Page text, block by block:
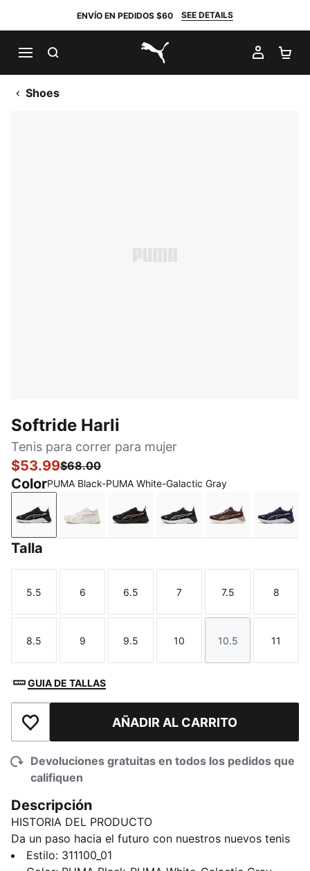
ENVÍO EN PEDIDOS $60 SEE DETAILS
PUMA.com
MI
Shoes
Softride Harli
Tenis para correr para mujer
$53.99$68.00
ColorPUMA Black-PUMA White-Galactic Gray
PUMA Black-PUMA White-Galactic Gray
Warm White-Mauve Mist-Poised Pink
PUMA Black-PUMA Black-Copper
PUMA Black-PUMA
Chocolate
Talla
Talla
5.5
Talla
6
Talla
6.5
Talla
7
Talla
7.5
Talla
8
Talla
8.5
Talla
9
Talla
9.5
Talla
10
Talla
10.5
Talla
11
GUIA DE TALLAS
Añadir a la lista de deseosAÑADIR AL CARRITO
Devoluciones gratuitas en todos los pedidos que
califiquen
Descripción
HISTORIA DEL PRODUCTO
Da un paso hacia el futuro con nuestros nuevos tenis
de running para mujer. Con amortiguación SOFTRIDE y
Estilo: 311100_01